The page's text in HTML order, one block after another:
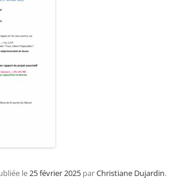
le25 février 2025 parChristiane Dujardin.